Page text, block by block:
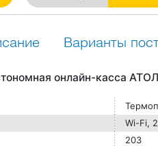
Варианты
онлайн-касса
Wi-Fi,
203